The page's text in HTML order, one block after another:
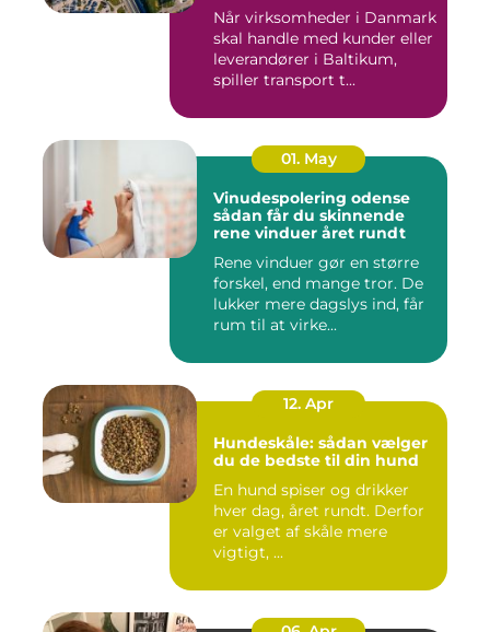
Når virksomheder i Danmark
skal handle med kunder eller
leverandører i Baltikum,
spiller transport t...
01. May
Vinudespolering odense
sådan får du skinnende
rene vinduer året rundt
Rene vinduer gør en større
forskel, end mange tror. De
lukker mere dagslys ind, får
rum til at virke...
12. Apr
Hundeskåle: sådan vælger
du de bedste til din hund
En hund spiser og drikker
hver dag, året rundt. Derfor
er valget af skåle mere
vigtigt, ...